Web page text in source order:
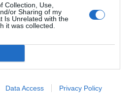
Collection, Use,
or Sharing of my
Is Unrelated with the
it was collected.
Data Access Privacy Policy